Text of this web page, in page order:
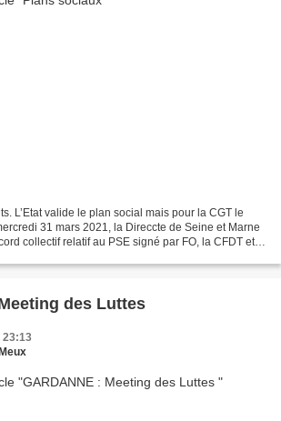
L’Etat valide le plan social mais pour la CGT le
31 mars 2021, la Direccte de Seine et Marne
collectif relatif au PSE signé par FO, la CFDT et la
des Luttes
23:13